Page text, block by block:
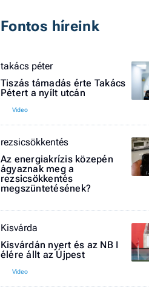
Fontos híreink
takács péter
Tiszás támadás érte Takács
Pétert a nyílt utcán
rezsicsökkentés
Az energiakrízis közepén
ágyaznak meg a
rezsicsökkentés
megszüntetésének?
Kisvárda
Kisvárdán nyert és az NB I
élére állt az Újpest